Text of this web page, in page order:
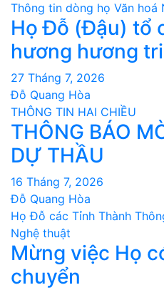
Thông tin dòng họ Văn hoá
Họ Đỗ (Đậu) tổ
hương hương
27 Tháng 7, 2026
Đỗ Quang Hòa
THÔNG TIN HAI CHIỀU
THÔNG BÁO
DỰ THẦU
16 Tháng 7, 2026
Đỗ Quang Hòa
Họ Đỗ các Tỉnh Thành
Nghệ thuật
Mừng việc Họ
chuyển